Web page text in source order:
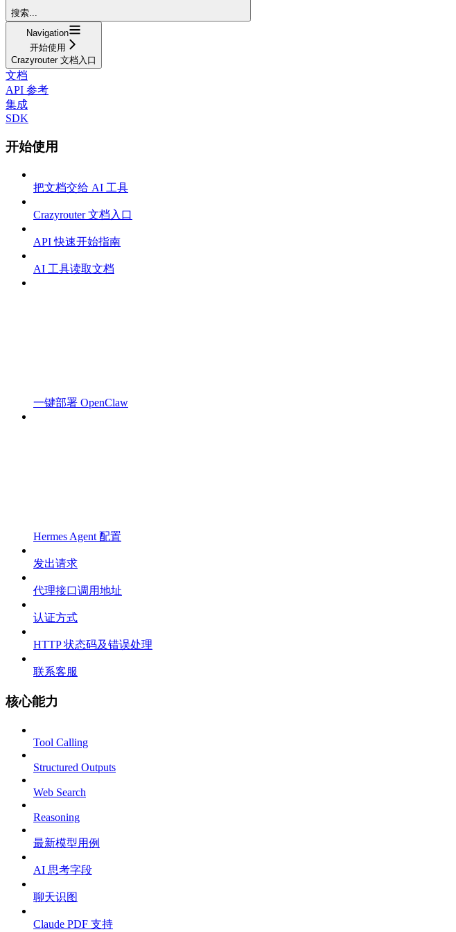
搜索...
Navigation
开始使用
Crazyrouter 文档入口
文档
API 参考
集成
SDK
开始使用
把文档交给 AI 工具
Crazyrouter 文档入口
API 快速开始指南
AI 工具读取文档
一键部署 OpenClaw
Hermes Agent 配置
发出请求
代理接口调用地址
认证方式
HTTP 状态码及错误处理
联系客服
核心能力
Tool Calling
Structured Outputs
Web Search
Reasoning
最新模型用例
AI 思考字段
聊天识图
Claude PDF 支持